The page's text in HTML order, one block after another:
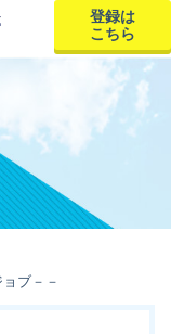
登録は
こちら
ブ－－